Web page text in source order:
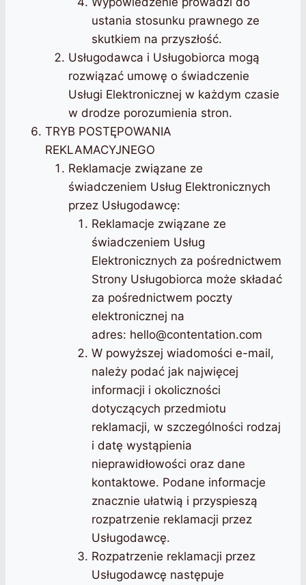
ustania stosunku prawnego ze
skutkiem na przyszłość.
Usługodawca i Usługobiorca mogą
rozwiązać umowę o świadczenie
Usługi Elektronicznej w każdym czasie
w drodze porozumienia stron.
TRYB POSTĘPOWANIA
REKLAMACYJNEGO
Reklamacje związane ze
świadczeniem Usług Elektronicznych
przez Usługodawcę:
Reklamacje związane ze
świadczeniem Usług
Elektronicznych za pośrednictwem
Strony Usługobiorca może składać
za pośrednictwem poczty
elektronicznej na
adres: hello@contentation.com
W powyższej wiadomości e-mail,
należy podać jak najwięcej
informacji i okoliczności
dotyczących przedmiotu
reklamacji, w szczególności rodzaj
i datę wystąpienia
nieprawidłowości oraz dane
kontaktowe. Podane informacje
znacznie ułatwią i przyspieszą
rozpatrzenie reklamacji przez
Usługodawcę.
Rozpatrzenie reklamacji przez
Usługodawcę następuje